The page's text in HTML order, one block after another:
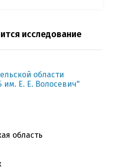
исследование
области
им. Е. Е. Волосевич"
область